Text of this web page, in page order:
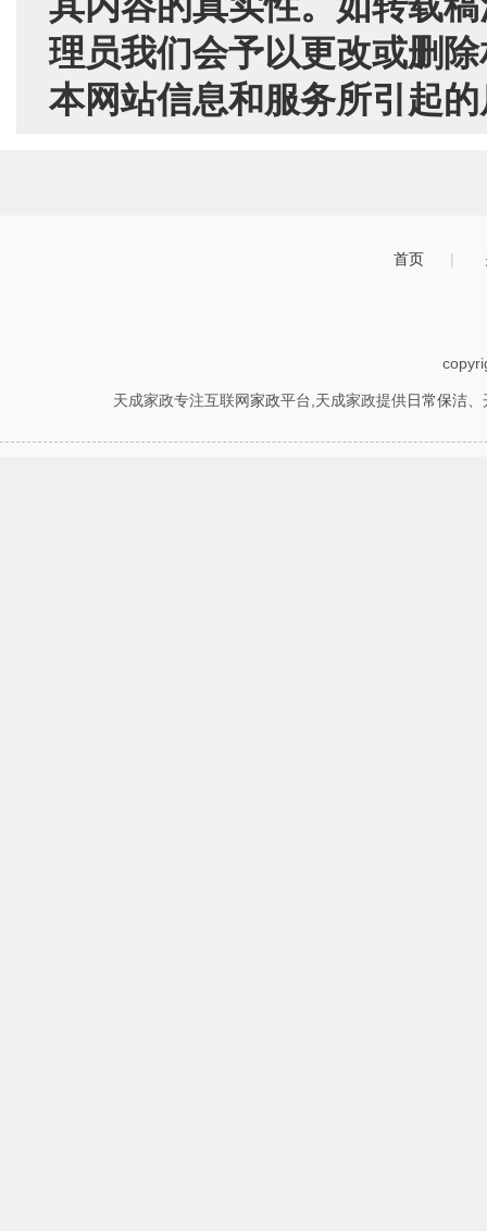
理员我们会予以更改或删
本网站信息和服务所引起
首页 |
天成家政专注互联网家政平台,天成家政提供日常保洁、